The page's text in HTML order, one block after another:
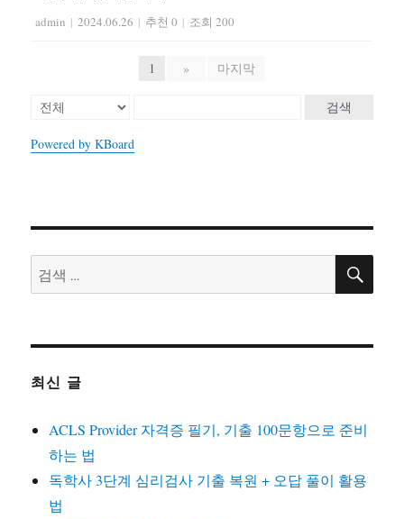
admin | 2024.06.26 | 추천 0 | 조회 200
1 » 마지막
검색
Powered by KBoard
검
색:
검
최신 글
ACLS Provider 자격증 필기, 기출 100문항으로 준비
하는 법
독학사 3단계 심리검사 기출 복원 + 오답 풀이 활용
법